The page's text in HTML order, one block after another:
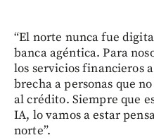
“El norte nunca fue
banca agéntica. Para
los servicios financieros
brecha a personas que
al crédito. Siempre que
IA, lo vamos a estar
norte”.